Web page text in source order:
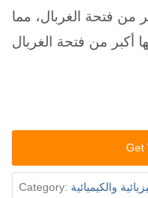
من فتحة الغربال، مما
Get
Category: والكيميائية